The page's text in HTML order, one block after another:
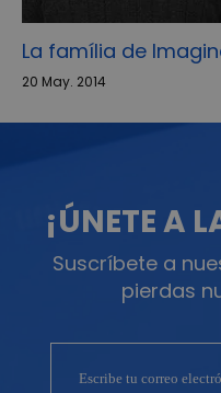
La família de
20 May. 2014
¡ÚNETE A
Suscríbete a
pierdas